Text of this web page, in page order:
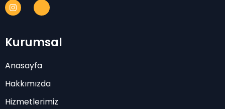
Kurumsal
Anasayfa
Hakkımızda
Hizmetlerimiz